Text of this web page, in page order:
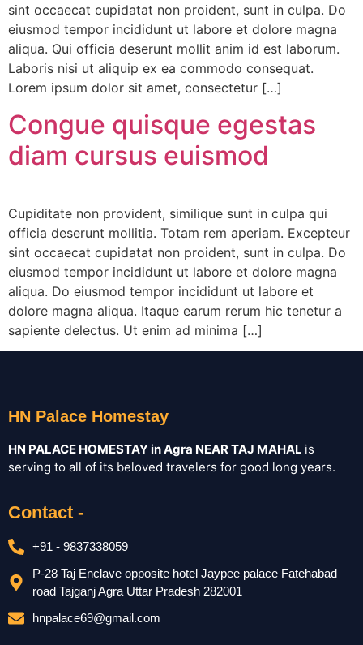
sint occaecat cupidatat non proident, sunt in culpa. Do
eiusmod tempor incididunt ut labore et dolore magna
aliqua. Qui officia deserunt mollit anim id est laborum.
Laboris nisi ut aliquip ex ea commodo consequat.
Lorem ipsum dolor sit amet, consectetur […]
Congue quisque egestas
diam cursus euismod
Cupiditate non provident, similique sunt in culpa qui
officia deserunt mollitia. Totam rem aperiam. Excepteur
sint occaecat cupidatat non proident, sunt in culpa. Do
eiusmod tempor incididunt ut labore et dolore magna
aliqua. Do eiusmod tempor incididunt ut labore et
dolore magna aliqua. Itaque earum rerum hic tenetur a
sapiente delectus. Ut enim ad minima […]
HN Palace Homestay
HN PALACE HOMESTAY in Agra NEAR TAJ MAHAL is
serving to all of its beloved travelers for good long years.
Contact -
+91 - 9837338059
P-28 Taj Enclave opposite hotel Jaypee palace Fatehabad
road Tajganj Agra Uttar Pradesh 282001
hnpalace69@gmail.com